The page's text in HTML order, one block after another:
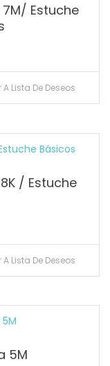
7M/ Estuche
Lista De Deseos
/ Estuche
Lista De Deseos
5M